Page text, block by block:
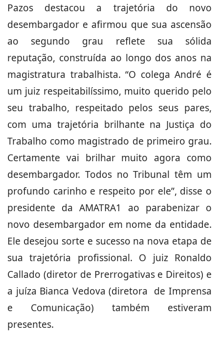
Pazos destacou a trajetória do novo
desembargador e afirmou que sua ascensão
ao segundo grau reflete sua sólida
reputação, construída ao longo dos anos na
magistratura trabalhista. “O colega André é
um juiz respeitabilíssimo, muito querido pelo
seu trabalho, respeitado pelos seus pares,
com uma trajetória brilhante na Justiça do
Trabalho como magistrado de primeiro grau.
Certamente vai brilhar muito agora como
desembargador. Todos no Tribunal têm um
profundo carinho e respeito por ele”, disse o
presidente da AMATRA1 ao parabenizar o
novo desembargador em nome da entidade.
Ele desejou sorte e sucesso na nova etapa de
sua trajetória profissional. O juiz Ronaldo
Callado (diretor de Prerrogativas e Direitos) e
a juíza Bianca Vedova (diretora de Imprensa
e Comunicação) também estiveram
presentes.